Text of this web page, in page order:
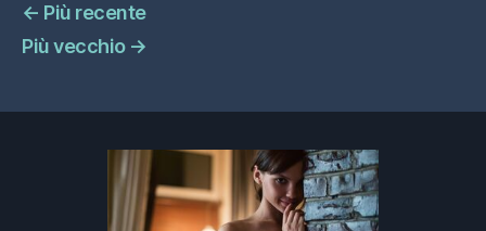
← Più recente
Più vecchio →